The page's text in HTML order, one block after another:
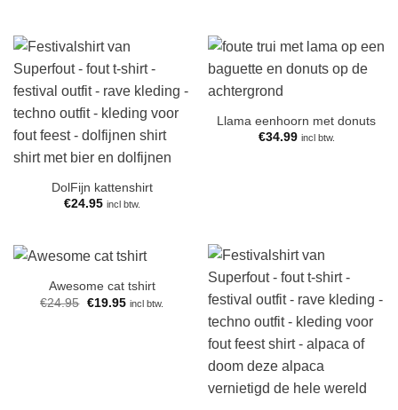
DolFijn kattenshirt
€24.95 incl btw.
Llama eenhoorn met donuts
€34.99 incl btw.
Awesome cat tshirt
€24.95 Oorspronkelijke
€19.95Huidige
incl btw.